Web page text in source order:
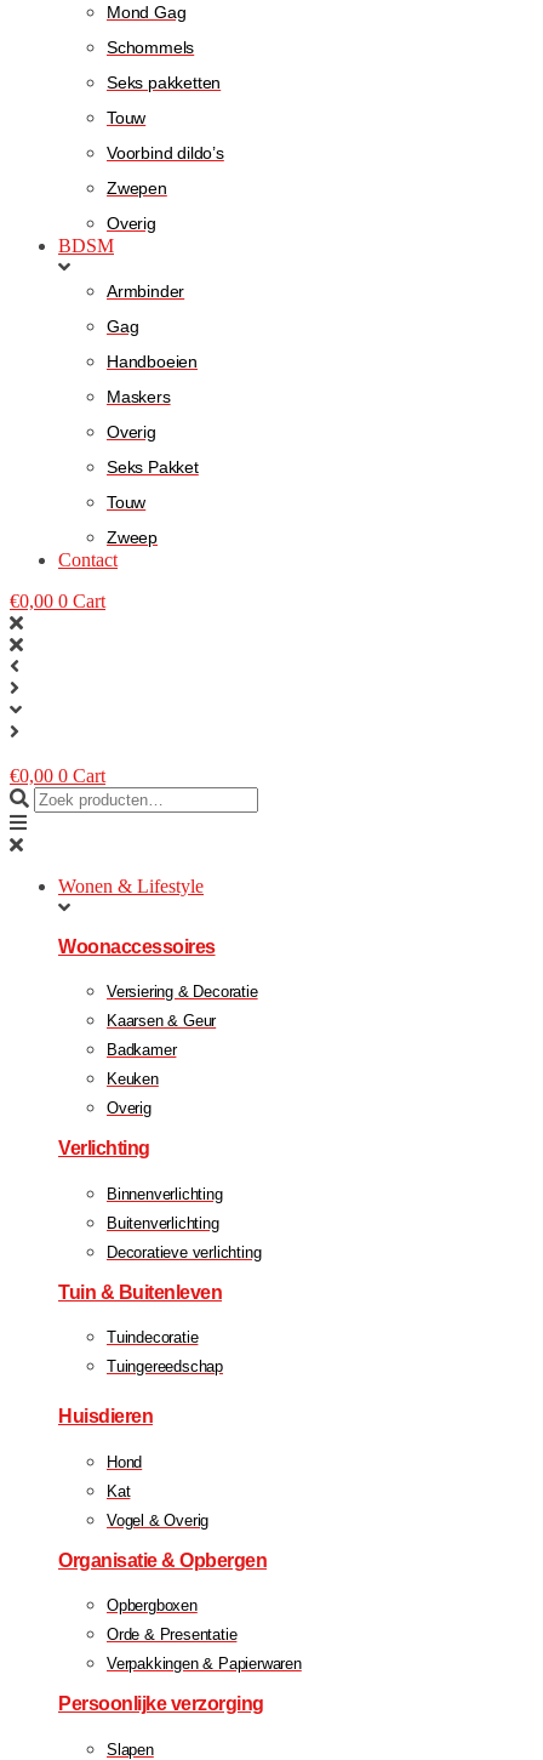
Mond Gag
Schommels
Seks pakketten
Touw
Voorbind dildo’s
Zwepen
Overig
BDSM
Armbinder
Gag
Handboeien
Maskers
Overig
Seks Pakket
Touw
Zweep
Contact
€0,00 0 Cart
€0,00 0 Cart
Wonen & Lifestyle
Woonaccessoires
Versiering & Decoratie
Kaarsen & Geur
Badkamer
Keuken
Overig
Verlichting
Binnenverlichting
Buitenverlichting
Decoratieve verlichting
Tuin & Buitenleven
Tuindecoratie
Tuingereedschap
Huisdieren
Hond
Kat
Vogel & Overig
Organisatie & Opbergen
Opbergboxen
Orde & Presentatie
Verpakkingen & Papierwaren
Persoonlijke verzorging
Slapen